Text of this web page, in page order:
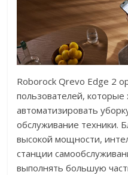
Roborock Qrevo Edge 2
пользователей, которые
автоматизировать
обслуживание техники.
высокой мощности,
станции
выполнять большую